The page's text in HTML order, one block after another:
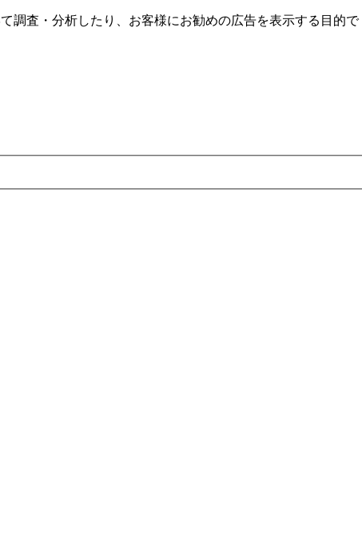
調査・分析したり、お客様にお勧めの広告を表⽰する⽬的で